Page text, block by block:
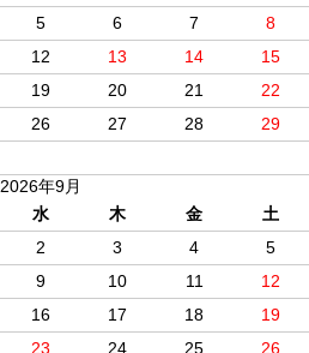
5 6 7
8
12 13 14
15
19 20 21
22
26 27 28
29
2026年9月
水 木 金
土
2 3 4
5
9 10 11
12
16 17 18
19
23 24 25 26